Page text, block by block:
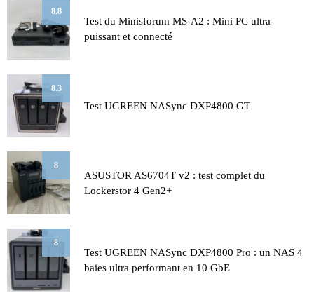
8.8
Test du Minisforum MS-A2 : Mini PC ultra-
puissant et connecté
8.3
Test UGREEN NASync DXP4800 GT
8
ASUSTOR AS6704T v2 : test complet du
Lockerstor 4 Gen2+
8
Test UGREEN NASync DXP4800 Pro : un NAS 4
baies ultra performant en 10 GbE